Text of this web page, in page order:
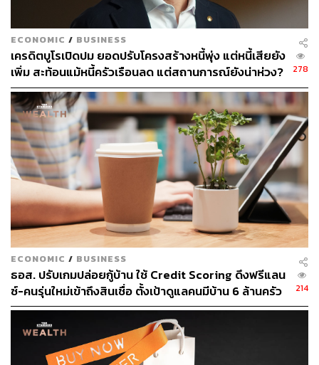
จับตาหนี้เสียบัตรเครดิต
สำหรับหนี้เสียบัตรเครดิต (NPL) ปรับตัวเพิ่มขึ้น 21.5% ขณะ
ที่ยอดค้างชำระ 31-90 วัน (SM) ​พุ่ง 31.3% ในไตรมาสที่ 2
ของปีนี้ นับว่าเพิ่มขึ้นต่อเนื่องหลังจากธนาคารแห่ง
ประเทศไทย (ธปท.) ปรับขึ้นอัตราจ่ายขั้นต่ำบัตรเครดิต
(Minimum Payment) เป็น 8% เมื่อวันที่ 1 มกราคม 2567 จาก
ระดับ 5% ในช่วงโควิด
ECONOMIC / BUSINESS
เครดิตบูโรเปิดปม ยอดปรับโครงสร้างหนี้พุ่ง แต่หนี้เสียยัง
เพิ่ม สะท้อนแม้หนี้ครัวเรือนลด แต่สถานการณ์ยังน่าห่วง?
278
ECONOMIC / BUSINESS
ธอส. ปรับเกมปล่อยกู้บ้าน ใช้ Credit Scoring ดึงฟรีแลน
ซ์-คนรุ่นใหม่เข้าถึงสินเชื่อ ตั้งเป้าดูแลคนมีบ้าน 6 ล้านครัว
เรือน
214